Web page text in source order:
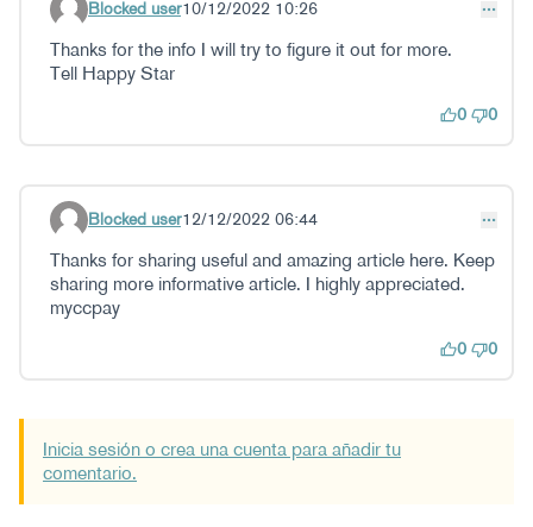
Comentario 47
Blocked user10/12/2022 10:26
Thanks for the info I will try to figure it out for more.
Tell Happy Star
0 0
Comentario 48
Blocked user12/12/2022 06:44
Thanks for sharing useful and amazing article here. Keep
sharing more informative article. I highly appreciated.
myccpay
0 0
Inicia sesión o crea una cuenta para añadir tu
comentario.